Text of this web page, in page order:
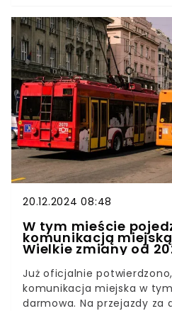
Nowy Rok. Popularne
tę okazję specjalną ofertę.
20.12.2024 08:48
W tym mieście
komunikacją
Wielkie zmiany od
Już oficjalnie
komunikacja miejska w
darmowa. Na przejazdy